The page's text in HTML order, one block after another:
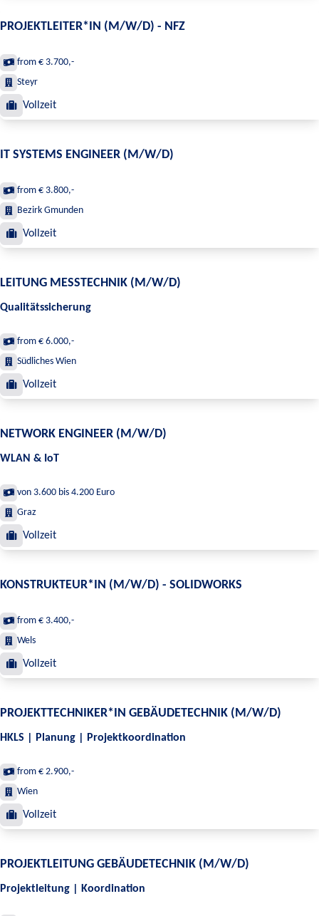
PROJEKTLEITER*IN (M/W/D) - NFZ
from € 3.700,-
Steyr
Vollzeit
IT SYSTEMS ENGINEER (M/W/D)
from € 3.800,-
Bezirk Gmunden
Vollzeit
LEITUNG MESSTECHNIK (M/W/D)
Qualitätssicherung
from € 6.000,-
Südliches Wien
Vollzeit
NETWORK ENGINEER (M/W/D)
WLAN & IoT
von 3.600 bis 4.200 Euro
Graz
Vollzeit
KONSTRUKTEUR*IN (M/W/D) - SOLIDWORKS
from € 3.400,-
Wels
Vollzeit
PROJEKTTECHNIKER*IN GEBÄUDETECHNIK (M/W/D)
HKLS | Planung | Projektkoordination
from € 2.900,-
Wien
Vollzeit
PROJEKTLEITUNG GEBÄUDETECHNIK (M/W/D)
Projektleitung | Koordination